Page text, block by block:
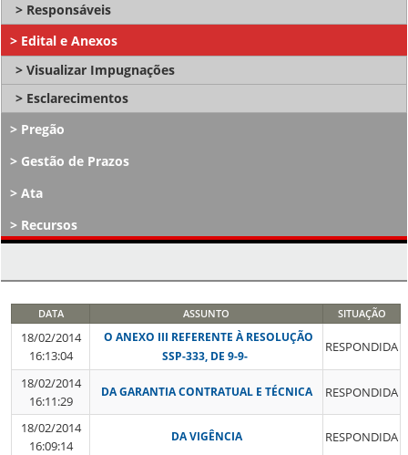
Responsáveis
Edital e Anexos
Visualizar Impugnações
Esclarecimentos
Pregão
Gestão de Prazos
Ata
Recursos
DATA ASSUNTO SITUAÇÃO
18/02/2014
16:13:04
O ANEXO III REFERENTE À RESOLUÇÃO
SSP-333, DE 9-9-
RESPONDIDA
18/02/2014
16:11:29
DA GARANTIA CONTRATUAL E TÉCNICA RESPONDIDA
18/02/2014
16:09:14
DA VIGÊNCIA RESPONDIDA